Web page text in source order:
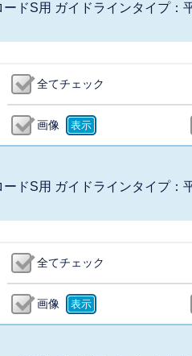
ドS用 ガイドラインタイプ：
全てチェック
画像
ドS用 ガイドラインタイプ：
全てチェック
画像